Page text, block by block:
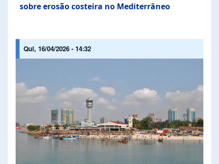
sobre erosão costeira no Mediterrâneo
Qui, 16/04/2026 - 14:32